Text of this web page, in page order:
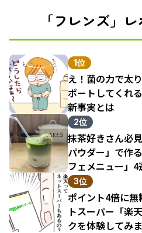
「フレンズ」
1位
え！菌の力で太
ポートしてくれ
新事実とは
2位
抹茶好きさん必
パウダー」で作
フェメニュー」4
3位
ポイント4倍に
トスーパー「楽
クを体験してみ